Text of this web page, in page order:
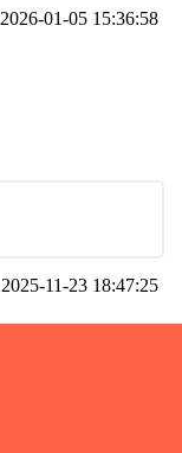
2026-01-05 15:36:58
2025-11-23 18:47:25